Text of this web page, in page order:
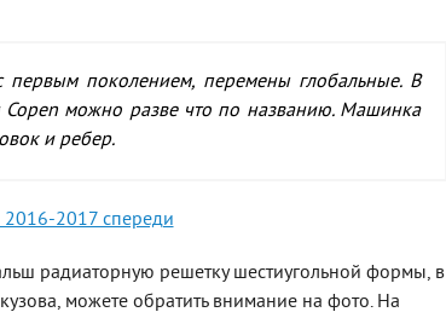
первым поколением, перемены глобальные. В
можно разве что по названию. Машинка
и ребер.
радиаторную решетку шестиугольной формы, в
можете обратить внимание на фото. На